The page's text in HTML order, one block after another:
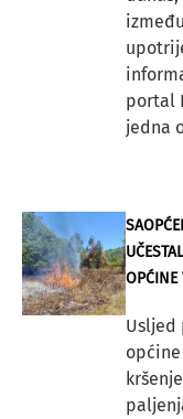
portal
jedna
OPĆINE
Usljed